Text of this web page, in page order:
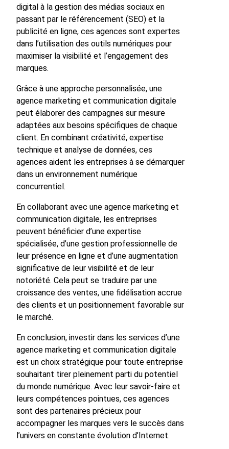
digital à la gestion des médias sociaux en
passant par le référencement (SEO) et la
publicité en ligne, ces agences sont expertes
dans l’utilisation des outils numériques pour
maximiser la visibilité et l’engagement des
marques.
Grâce à une approche personnalisée, une
agence marketing et communication digitale
peut élaborer des campagnes sur mesure
adaptées aux besoins spécifiques de chaque
client. En combinant créativité, expertise
technique et analyse de données, ces
agences aident les entreprises à se démarquer
dans un environnement numérique
concurrentiel.
En collaborant avec une agence marketing et
communication digitale, les entreprises
peuvent bénéficier d’une expertise
spécialisée, d’une gestion professionnelle de
leur présence en ligne et d’une augmentation
significative de leur visibilité et de leur
notoriété. Cela peut se traduire par une
croissance des ventes, une fidélisation accrue
des clients et un positionnement favorable sur
le marché.
En conclusion, investir dans les services d’une
agence marketing et communication digitale
est un choix stratégique pour toute entreprise
souhaitant tirer pleinement parti du potentiel
du monde numérique. Avec leur savoir-faire et
leurs compétences pointues, ces agences
sont des partenaires précieux pour
accompagner les marques vers le succès dans
l’univers en constante évolution d’Internet.